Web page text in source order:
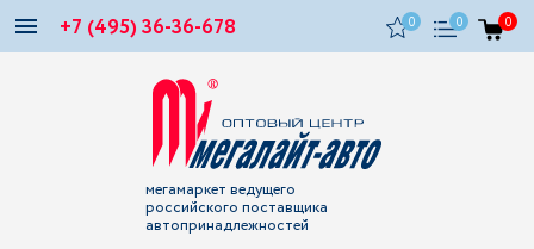
+7 (495) 36-36-678 0 0 0
мегамаркет ведущего
российского поставщика
автопринадлежностей